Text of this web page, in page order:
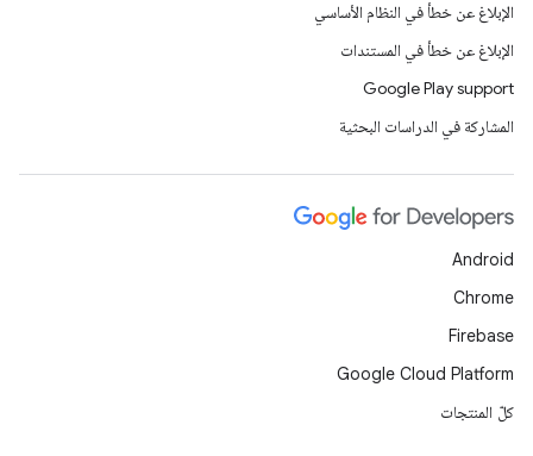
الإبلاغ عن خطأ في النظام الأساسي
الإبلاغ عن خطأ في المستندات
Google Play support
المشاركة في الدراسات البحثية
Android
Chrome
Firebase
Google Cloud Platform
كلّ المنتجات